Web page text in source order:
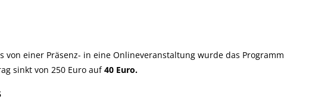
von einer Präsenz- in eine Onlineveranstaltung wurde das Programm
sinkt von 250 Euro auf40 Euro.